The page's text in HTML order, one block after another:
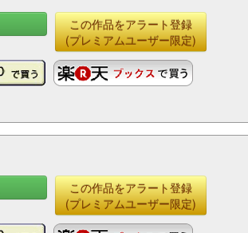
この作品をアラート登録
(プレミアムユーザー限定)
この作品をアラート登録
(プレミアムユーザー限定)